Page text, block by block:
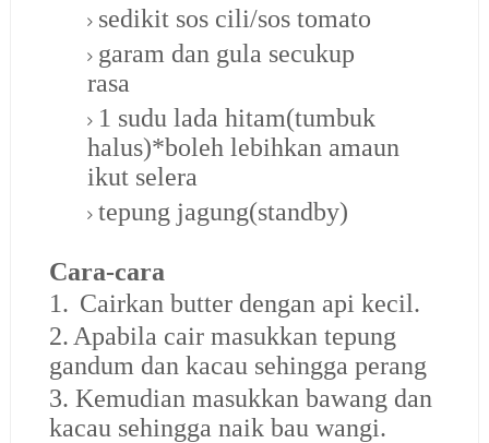
sedikit sos cili/sos tomato
garam dan gula secukup
rasa
1 sudu lada hitam(tumbuk
halus)*boleh lebihkan amaun
ikut selera
tepung jagung(standby)
Cara-cara
1. Cairkan butter dengan api kecil.
2. Apabila cair masukkan tepung
gandum dan kacau sehingga perang
3. Kemudian masukkan bawang dan
kacau sehingga naik bau wangi.